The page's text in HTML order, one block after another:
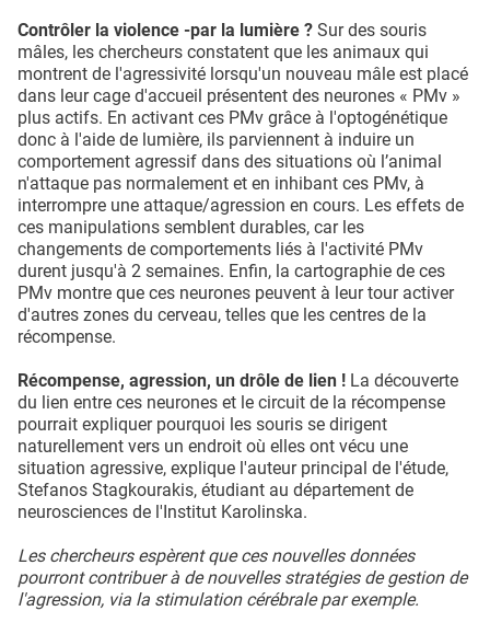
Contrôler la violence -par la lumière ? Sur des souris
mâles, les chercheurs constatent que les animaux qui
montrent de l'agressivité lorsqu'un nouveau mâle est placé
dans leur cage d'accueil présentent des neurones « PMv »
plus actifs. En activant ces PMv grâce à l'optogénétique
donc à l'aide de lumière, ils parviennent à induire un
comportement agressif dans des situations où l’animal
n'attaque pas normalement et en inhibant ces PMv, à
interrompre une attaque/agression en cours. Les effets de
ces manipulations semblent durables, car les
changements de comportements liés à l'activité PMv
durent jusqu'à 2 semaines. Enfin, la cartographie de ces
PMv montre que ces neurones peuvent à leur tour activer
d'autres zones du cerveau, telles que les centres de la
récompense.
Récompense, agression, un drôle de lien ! La découverte
du lien entre ces neurones et le circuit de la récompense
pourrait expliquer pourquoi les souris se dirigent
naturellement vers un endroit où elles ont vécu une
situation agressive, explique l'auteur principal de l'étude,
Stefanos Stagkourakis, étudiant au département de
neurosciences de l'Institut Karolinska.
Les chercheurs espèrent que ces nouvelles données
pourront contribuer à de nouvelles stratégies de gestion de
l'agression, via la stimulation cérébrale par exemple.